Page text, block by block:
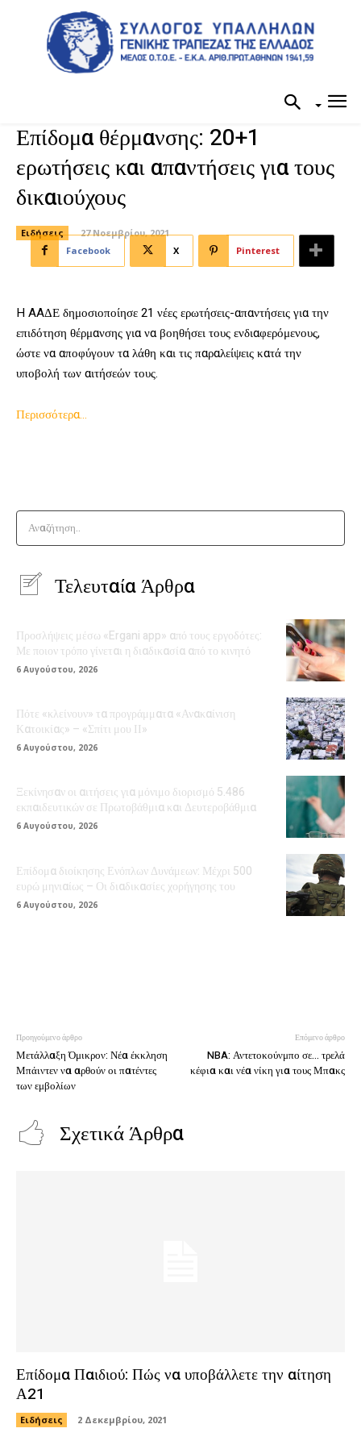
Επίδομα θέρμανσης: 20+1
ερωτήσεις και απαντήσεις για τους
δικαιούχους
Ειδήσεις
27 Νοεμβρίου, 2021
Facebook
X Pinterest
H AAΔΕ δημοσιοποίησε 21 νέες ερωτήσεις-απαντήσεις για την
επιδότηση θέρμανσης για να βοηθήσει τους ενδιαφερόμενους,
ώστε να αποφύγουν τα λάθη και τις παραλείψεις κατά την
υποβολή των αιτήσεών τους.
Περισσότερα…
Αναζήτηση..
Τελευταία Άρθρα
Προσλήψεις μέσω «Ergani app» από τους εργοδότες:
Με ποιον τρόπο γίνεται η διαδικασία από το κινητό
6 Αυγούστου, 2026
Πότε «κλείνουν» τα προγράμματα «Ανακαίνιση
Κατοικίας» – «Σπίτι μου ΙΙ»
6 Αυγούστου, 2026
Ξεκίνησαν οι αιτήσεις για μόνιμο διορισμό 5.486
εκπαιδευτικών σε Πρωτοβάθμια και Δευτεροβάθμια
6 Αυγούστου, 2026
Επίδομα διοίκησης Ενόπλων Δυνάμεων: Μέχρι 500
ευρώ μηνιαίως – Οι διαδικασίες χορήγησης του
6 Αυγούστου, 2026
Προηγούμενο άρθρο
Μετάλλαξη Όμικρον: Νέα έκκληση
Μπάιντεν να αρθούν οι πατέντες
των εμβολίων
Επόμενο άρθρο
NBA: Αντετοκούνμπο σε… τρελά
κέφια και νέα νίκη για τους Μπακς
Σχετικά Άρθρα
Επίδομα Παιδιού: Πώς να υποβάλλετε την αίτηση
Α21
Ειδήσεις 2 Δεκεμβρίου, 2021